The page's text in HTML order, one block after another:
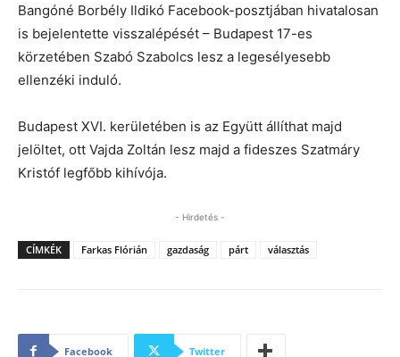
Bangóné Borbély Ildikó Facebook-posztjában hivatalosan
is bejelentette visszalépését – Budapest 17-es
körzetében Szabó Szabolcs lesz a legesélyesebb
ellenzéki induló.
Budapest XVI. kerületében is az Együtt állíthat majd
jelöltet, ott Vajda Zoltán lesz majd a fideszes Szatmáry
Kristóf legfőbb kihívója.
- Hirdetés -
CÍMKÉK Farkas Flórián gazdaság párt választás
Facebook Twitter